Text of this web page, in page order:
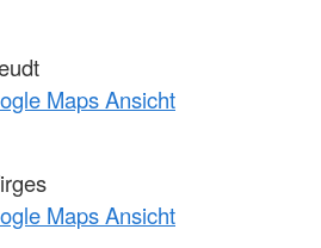
Maps Ansicht
Maps Ansicht